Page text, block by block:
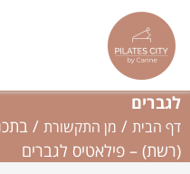
לתוכן
לגברים
דף הבית / מן התקשורת /
(רשת) – פילאטיס לגברים